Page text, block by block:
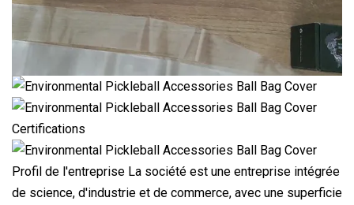
Certifications
Profil de l'entreprise La société est une entreprise intégrée
de science, d'industrie et de commerce, avec une superficie